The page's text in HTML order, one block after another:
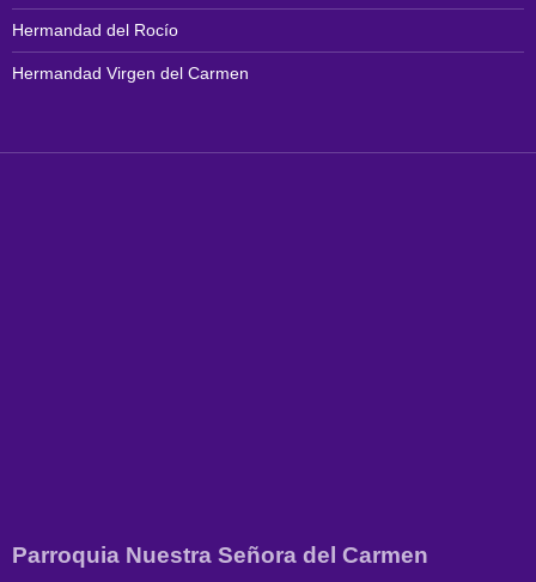
Hermandad del Rocío
Hermandad Virgen del Carmen
Parroquia Nuestra Señora del Carmen